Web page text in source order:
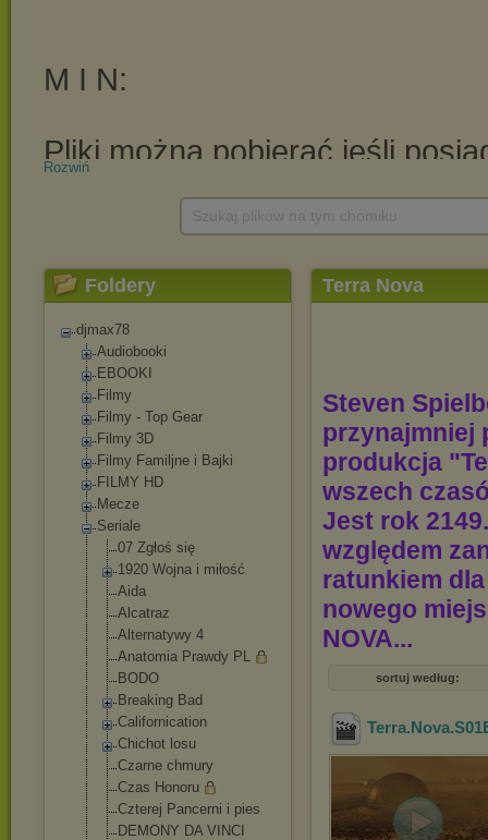
Rozwiń
Foldery
djmax78
Audiobooki
EBOOKI
Filmy
Filmy - Top Gear
Filmy 3D
Filmy Familjne i Bajki
FILMY HD
Mecze
Seriale
07 Zgłoś się
1920 Wojna i miłość
Aida
Alcatraz
Alternatywy 4
Anatomia Prawdy PL
BODO
Breaking Bad
Californication
Chichot losu
Czarne chmury
Czas Honoru
Czterej Pancerni i pies
DEMONY DA VINCI
Terra Nova
Steven
przynajmniej
produkcja
wszech
Jest rok
względem
ratunkiem
nowego
NOVA...
sortuj według: